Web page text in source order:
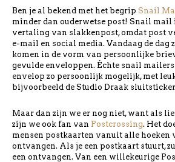
Ben je al bekend met het begrip Snail
minder dan ouderwetse post! Snail mail
vertaling van slakkenpost, omdat post
e-mail en social media. Vandaag de dag
komen in de vorm van persoonlijke
gevulde enveloppen. Échte snail
envelop zo persoonlijk mogelijk, met
bijvoorbeeld de Studio Draak
Maar dan zijn we er nog niet, want als
zijn we ook fan van Postcrossing. Het
mensen postkaarten vanuit alle hoeken
ontvangen. Als je een postkaart stuurt,
een ontvangen. Van een willekeurige